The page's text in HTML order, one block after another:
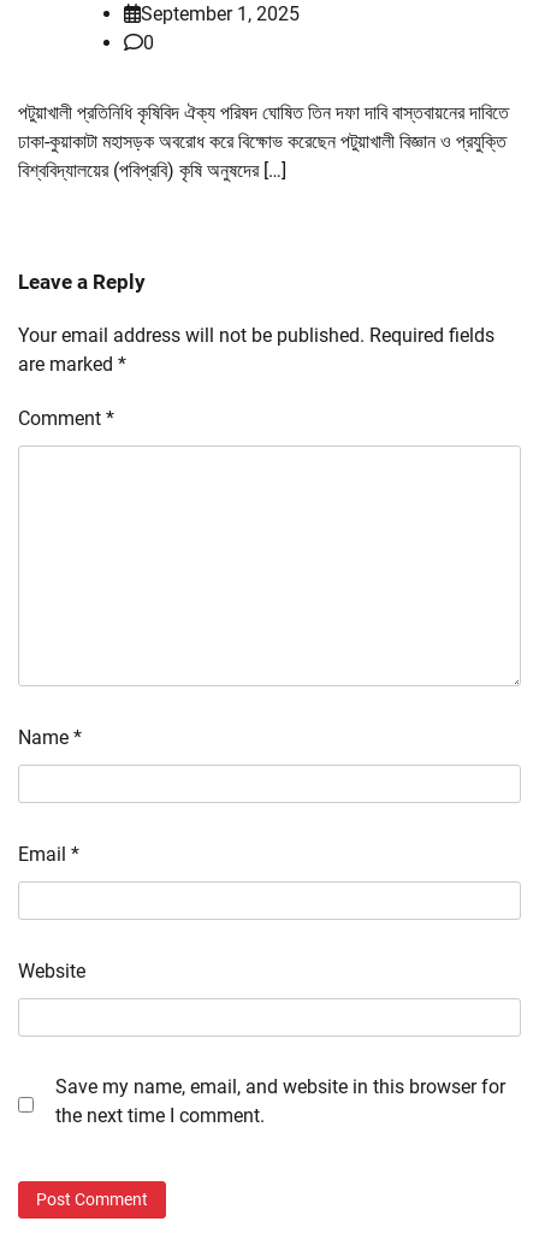
September 1, 2025
0
পটুয়াখালী প্রতিনিধি কৃষিবিদ ঐক্য পরিষদ ঘোষিত তিন দফা দাবি বাস্তবায়নের দাবিতে
ঢাকা-কুয়াকাটা মহাসড়ক অবরোধ করে বিক্ষোভ করেছেন পটুয়াখালী বিজ্ঞান ও প্রযুক্তি
বিশ্ববিদ্যালয়ের (পবিপ্রবি) কৃষি অনুষদের […]
Leave a Reply
Your email address will not be published. Required fields
are marked *
Comment *
Name *
Email *
Website
Save my name, email, and website in this browser for
the next time I comment.